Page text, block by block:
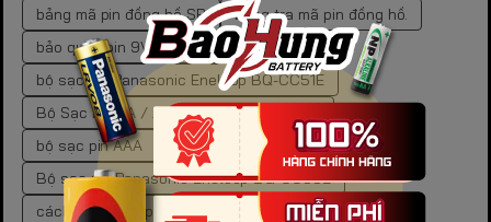
bảng mã pin đồng hồ SR
bảng tra mã pin đồng hồ.
bảo quản pin 9V
bảo quản pin kiềm
bộ sạc pin Panasonic Eneloop BQ-CC51E
Bộ Sạc Pin AA / AAA Panasonic Eneloop
bộ sạc pin AAA
bộ sạc pin đa năng cho gia đình
Bộ sạc pin Panasonic Eneloop BQ-CC55E
cách bảo quản pin
cách bảo quản pin carbon